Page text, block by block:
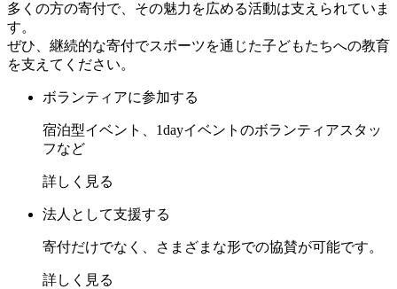
多くの方の寄付で、その魅力を広める活動は支えられていま
す。
ぜひ、継続的な寄付でスポーツを通じた子どもたちへの教育
を支えてください。
ボランティアに参加する
宿泊型イベント、1dayイベントのボランティアスタッ
フなど
詳しく見る
法人として支援する
寄付だけでなく、さまざまな形での協賛が可能です。
詳しく見る